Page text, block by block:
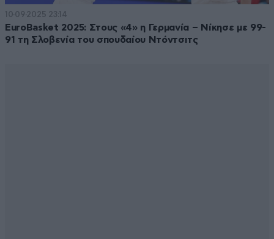
10·09·2025 23:14
EuroBasket 2025: Στους «4» η Γερμανία – Νίκησε με 99-
91 τη Σλοβενία του σπουδαίου Ντόντσιτς